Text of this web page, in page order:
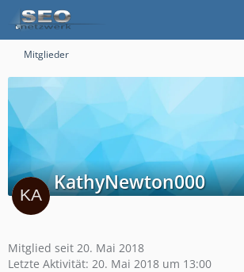
Mitglieder
KathyNewton000
Mitglied seit 20. Mai 2018
Letzte Aktivität: 20. Mai 2018 um 13:00